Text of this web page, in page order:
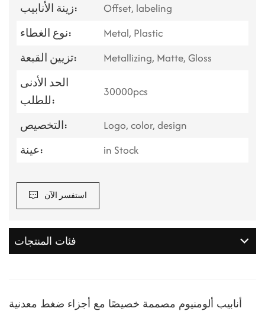
زينة الأنابيب:
Offset, labeling
نوع الغطاء:
Metal, Plastic
تزيين القبعة:
Metallizing, Matte, Gloss
الحد الأدنى
للطلب:
30000pcs
التخصيص:
Logo, color, design
عينة:
in Stock
استفسر الآن
فئات المنتجات
أنابيب ألومنيوم مصممة خصيصًا مع أجزاء ضغط معدنية